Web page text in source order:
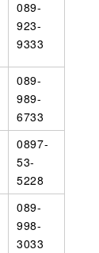
089-
923-
9333
089-
989-
6733
0897-
53-
5228
089-
998-
3033